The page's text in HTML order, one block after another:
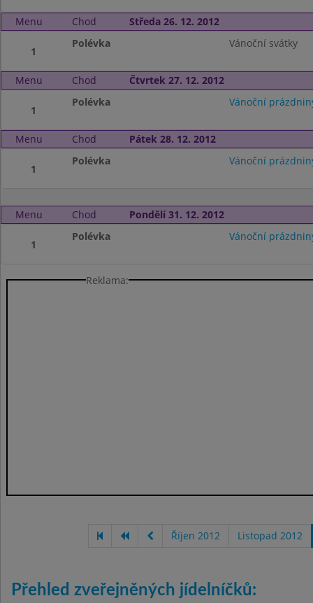
Menu Chod Středa 26. 12. 2012
1
Polévka Vánoční svátky
Menu Chod Čtvrtek 27. 12. 2012
1
Polévka Vánoční
Menu Chod Pátek 28. 12. 2012
1
Polévka Vánoční
Menu Chod Pondělí 31. 12. 2012
1
Polévka Vánoční
Reklama:
Říjen 2012 Listopad 2012
Přehled zveřejněných jídelníčků: